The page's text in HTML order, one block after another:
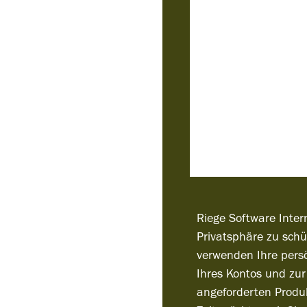
Riege Software
Privatsphäre zu
verwenden Ihre
Ihres Kontos und
angeforderten